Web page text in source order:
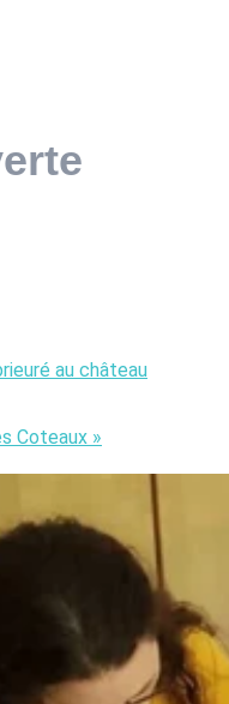
au château
Coteaux »